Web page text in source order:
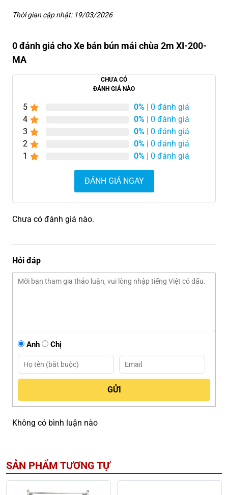
Thời gian cập nhật: 19/03/2026
0 đánh giá cho Xe bán bún mái chùa 2m XI-200-
MA
CHƯA CÓ
ĐÁNH GIÁ NÀO
5 0% | 0 đánh giá
4
0% | 0 đánh giá
3
0% | 0 đánh giá
2
0% | 0 đánh giá
1
0% | 0 đánh giá
ĐÁNH GIÁ NGAY
Chưa có đánh giá nào.
Hỏi đáp
Anh Chị
Không có bình luận nào
SẢN PHẨM TƯƠNG TỰ